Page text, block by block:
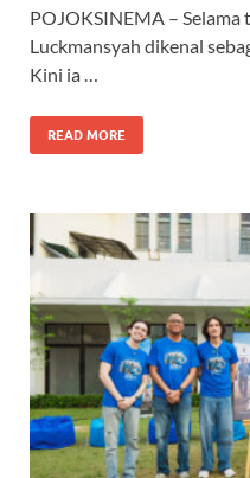
POJOKSINEMA – Selama
Luckmansyah dikenal
Kini ia …
READ MORE